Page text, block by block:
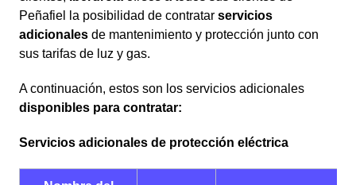
Peñafiel la posibilidad de contratar servicios
adicionales de mantenimiento y protección junto con
sus tarifas de luz y gas.
A continuación, estos son los servicios adicionales
disponibles para contratar:
Servicios adicionales de protección eléctrica